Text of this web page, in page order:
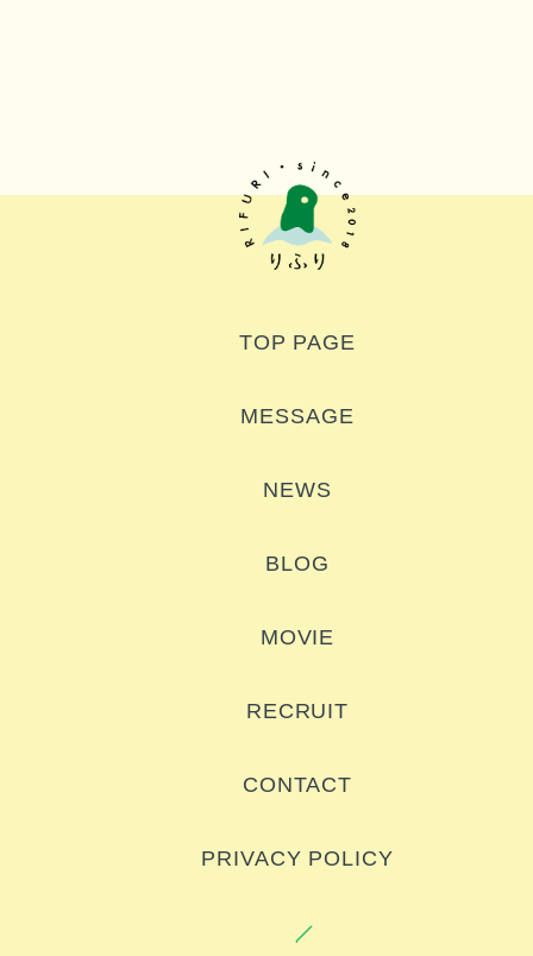
TOP PAGE
MESSAGE
NEWS
BLOG
MOVIE
RECRUIT
CONTACT
PRIVACY POLICY